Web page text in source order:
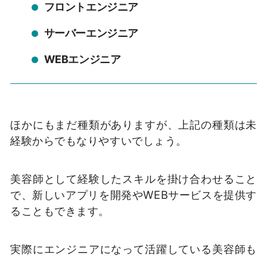
フロントエンジニア
サーバーエンジニア
WEBエンジニア
ほかにもまだ種類がありますが、上記の種類は未
経験からでもなりやすいでしょう。
美容師として経験したスキルを掛け合わせること
で、新しいアプリを開発やWEBサービスを提供す
ることもできます。
実際にエンジニアになって活躍している美容師も